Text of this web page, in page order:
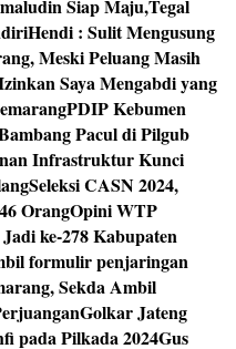
Siap Maju,Tegal
Hendi : Sulit Mengusung
Meski Peluang Masih
Saya Mengabdi yang
PDIP Kebumen
Pacul di Pilgub
Infrastruktur Kunci
Seleksi CASN 2024,
OrangOpini WTP
ke-278 Kabupaten
formulir penjaringan
Sekda Ambil
Golkar Jateng
pada Pilkada 2024Gus